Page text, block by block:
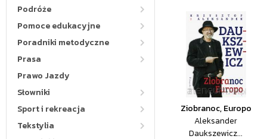
Podróże
Pomoce edukacyjne
Poradniki metodyczne
Prasa
Prawo Jazdy
Słowniki
Sport i rekreacja
Tekstylia
Ziobranoc, Europo
Aleksander
Daukszewicz...